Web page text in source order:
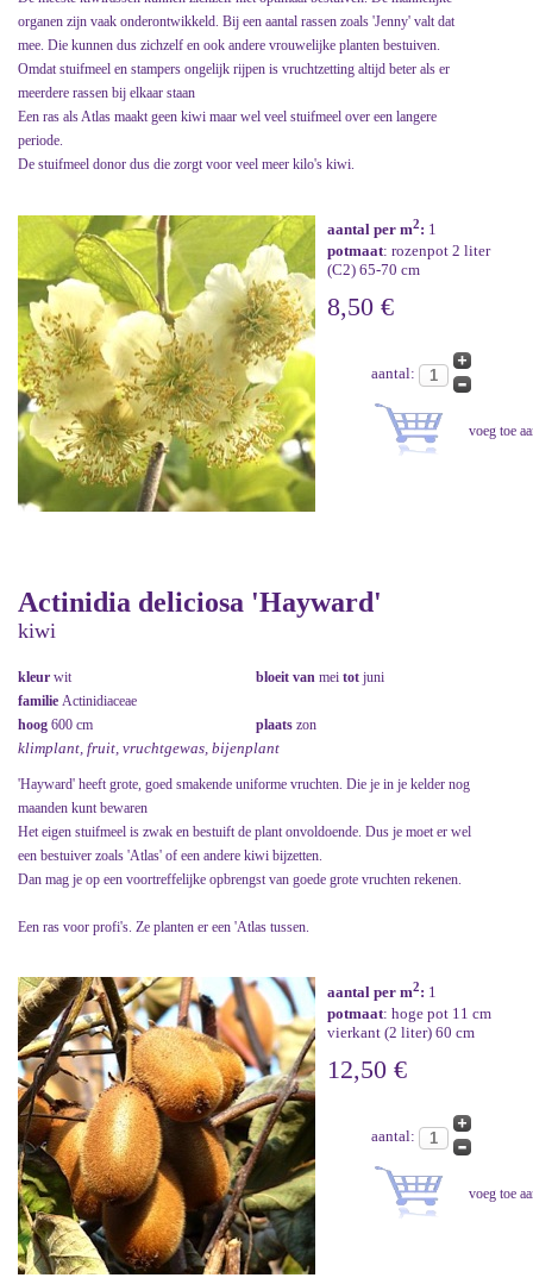
organen zijn vaak onderontwikkeld. Bij een aantal rassen zoals 'Jenny' valt dat
mee. Die kunnen dus zichzelf en ook andere vrouwelijke planten bestuiven.
Omdat stuifmeel en stampers ongelijk rijpen is vruchtzetting altijd beter als er
meerdere rassen bij elkaar staan
Een ras als Atlas maakt geen kiwi maar wel veel stuifmeel over een langere
periode.
De stuifmeel donor dus die zorgt voor veel meer kilo's kiwi.
aantal per m2: 1
potmaat: rozenpot 2 liter
(C2) 65-70 cm
8,50 €
aantal:
Actinidia deliciosa 'Hayward'
kiwi
kleur wit bloeit van mei tot juni
familie Actinidiaceae
hoog 600 cm plaats zon
klimplant, fruit, vruchtgewas, bijenplant
'Hayward' heeft grote, goed smakende uniforme vruchten. Die je in je kelder nog
maanden kunt bewaren
Het eigen stuifmeel is zwak en bestuift de plant onvoldoende. Dus je moet er wel
een bestuiver zoals 'Atlas' of een andere kiwi bijzetten.
Dan mag je op een voortreffelijke opbrengst van goede grote vruchten rekenen.
Een ras voor profi's. Ze planten er een 'Atlas tussen.
aantal per m2: 1
potmaat: hoge pot 11 cm
vierkant (2 liter) 60 cm
12,50 €
aantal: